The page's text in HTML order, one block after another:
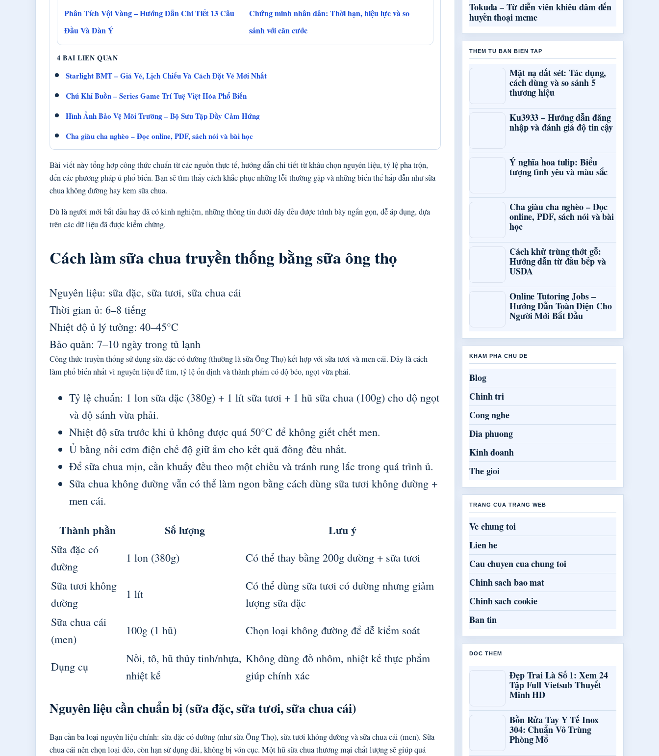
Phân Tích Vội Vàng – Hướng Dẫn Chi Tiết 13 Câu
Đầu Và Dàn Ý
Chứng minh nhân dân: Thời hạn, hiệu lực và so
sánh với căn cước
4 BAI LIEN QUAN
Starlight BMT – Giá Vé, Lịch Chiếu Và Cách Đặt Vé Mới Nhất
Chú Khỉ Buồn – Series Game Trí Tuệ Việt Hóa Phổ Biến
Hình Ảnh Bảo Vệ Môi Trường – Bộ Sưu Tập Đầy Cảm Hứng
Cha giàu cha nghèo – Đọc online, PDF, sách nói và bài học
Bài viết này tổng hợp công thức chuẩn từ các nguồn thực tế, hướng dẫn chi tiết từ khâu chọn nguyên liệu, tỷ lệ pha trộn,
đến các phương pháp ủ phổ biến. Bạn sẽ tìm thấy cách khắc phục những lỗi thường gặp và những biến thể hấp dẫn như sữa
chua không đường hay kem sữa chua.
Dù là người mới bắt đầu hay đã có kinh nghiệm, những thông tin dưới đây đều được trình bày ngắn gọn, dễ áp dụng, dựa
trên các dữ liệu đã được kiểm chứng.
Cách làm sữa chua truyền thống bằng sữa ông thọ
Nguyên liệu: sữa đặc, sữa tươi, sữa chua cái
Thời gian ủ: 6–8 tiếng
Nhiệt độ ủ lý tưởng: 40–45°C
Bảo quản: 7–10 ngày trong tủ lạnh
Công thức truyền thống sử dụng sữa đặc có đường (thường là sữa Ông Thọ) kết hợp với sữa tươi và men cái. Đây là cách
làm phổ biến nhất vì nguyên liệu dễ tìm, tỷ lệ ổn định và thành phẩm có độ béo, ngọt vừa phải.
Tỷ lệ chuẩn: 1 lon sữa đặc (380g) + 1 lít sữa tươi + 1 hũ sữa chua (100g) cho độ ngọt
và độ sánh vừa phải.
Nhiệt độ sữa trước khi ủ không được quá 50°C để không giết chết men.
Ủ bằng nồi cơm điện chế độ giữ ấm cho kết quả đồng đều nhất.
Để sữa chua mịn, cần khuấy đều theo một chiều và tránh rung lắc trong quá trình ủ.
Sữa chua không đường vẫn có thể làm ngon bằng cách dùng sữa tươi không đường +
men cái.
Thành phần Số lượng Lưu ý
Sữa đặc có
đường
1 lon (380g)
Có thể thay bằng 200g đường + sữa tươi
Sữa tươi không
đường
1 lít
Có thể dùng sữa tươi có đường nhưng giảm
lượng sữa đặc
Sữa chua cái
(men)
100g (1 hũ) Chọn loại không đường để dễ kiểm soát
Dụng cụ
Nồi, tô, hũ thủy tinh/nhựa,
nhiệt kế
Không dùng đồ nhôm, nhiệt kế thực phẩm
giúp chính xác
Nguyên liệu cần chuẩn bị (sữa đặc, sữa tươi, sữa chua cái)
Bạn cần ba loại nguyên liệu chính: sữa đặc có đường (như sữa Ông Thọ), sữa tươi không đường và sữa chua cái (men). Sữa
chua cái nên chọn loại dẻo, còn hạn sử dụng dài, không bị vón cục. Một hũ sữa chua thương mại chất lượng sẽ giúp quá
Tokuda – Từ diễn viên khiêu dâm đến
huyền thoại meme
THEM TU BAN BIEN TAP
Mặt nạ đất sét: Tác dụng,
cách dùng và so sánh 5
thương hiệu
Ku3933 – Hướng dẫn đăng
nhập và đánh giá độ tin cậy
Ý nghĩa hoa tulip: Biểu
tượng tình yêu và màu sắc
Cha giàu cha nghèo – Đọc
online, PDF, sách nói và bài
học
Cách khử trùng thớt gỗ:
Hướng dẫn từ đầu bếp và
USDA
Online Tutoring Jobs –
Hướng Dẫn Toàn Diện Cho
Người Mới Bắt Đầu
KHAM PHA CHU DE
Blog
Chinh tri
Cong nghe
Dia phuong
Kinh doanh
The gioi
TRANG CUA TRANG WEB
Ve chung toi
Lien he
Cau chuyen cua chung toi
Chinh sach bao mat
Chinh sach cookie
Ban tin
DOC THEM
Đẹp Trai Là Số 1: Xem 24
Tập Full Vietsub Thuyết
Minh HD
Bồn Rửa Tay Y Tế Inox
304: Chuẩn Vô Trùng
Phòng Mổ